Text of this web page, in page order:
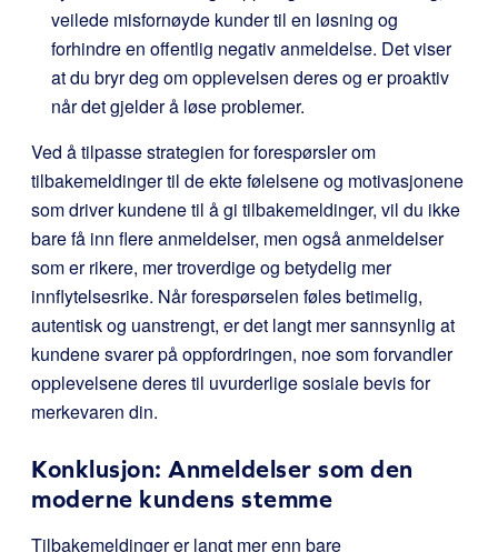
veilede misfornøyde kunder til en løsning og
forhindre en offentlig negativ anmeldelse. Det viser
at du bryr deg om opplevelsen deres og er proaktiv
når det gjelder å løse problemer.
Ved å tilpasse strategien for forespørsler om
tilbakemeldinger til de ekte følelsene og motivasjonene
som driver kundene til å gi tilbakemeldinger, vil du ikke
bare få inn flere anmeldelser, men også anmeldelser
som er rikere, mer troverdige og betydelig mer
innflytelsesrike. Når forespørselen føles betimelig,
autentisk og uanstrengt, er det langt mer sannsynlig at
kundene svarer på oppfordringen, noe som forvandler
opplevelsene deres til uvurderlige sosiale bevis for
merkevaren din.
Konklusjon: Anmeldelser som den
moderne kundens stemme
Tilbakemeldinger er langt mer enn bare